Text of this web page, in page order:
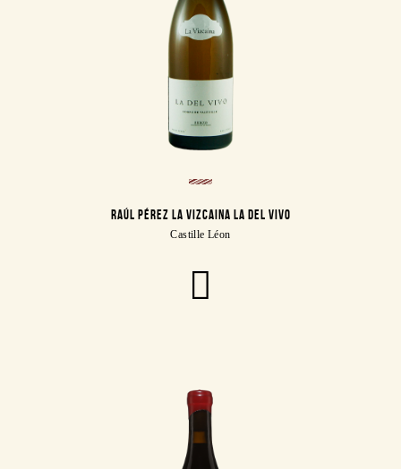
RAÚL PÉREZ LA VIZCAINA LA DEL VIVO
Castille Léon